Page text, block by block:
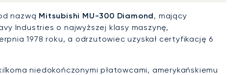
nazwą Mitsubishi MU-300 Diamond, mający
Industries o najwyższej klasy maszynę,
1978 roku, a odrzutowiec uzyskał certyfikację 6
niedokończonymi płatowcami, amerykańskiemu